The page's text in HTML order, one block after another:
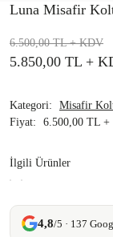
Luna Misafir
5.850,00 TL +
6.500,00 TL+ KDV
Kategori Misafir
Fiyat
6.500,00 TL
İlgili Ürünler
4,8/5 · 137